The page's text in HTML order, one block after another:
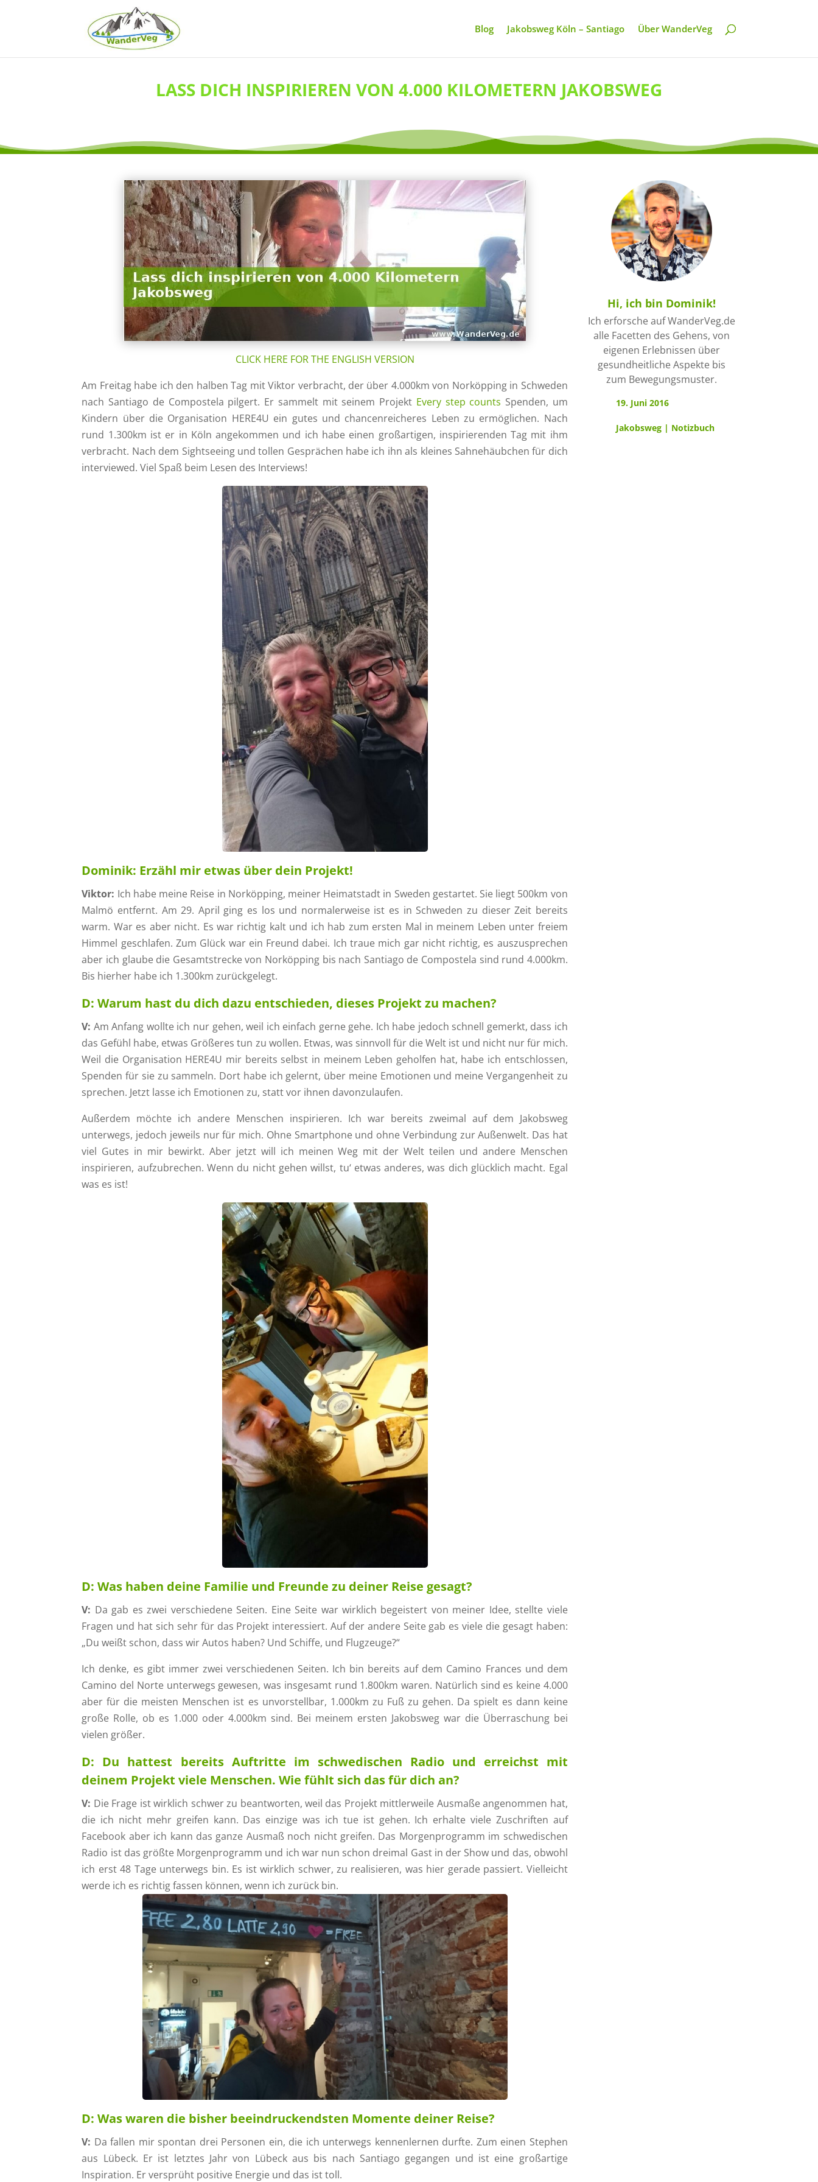
Blog Jakobsweg Köln – Santiago Über WanderVeg
LASS DICH INSPIRIEREN VON 4.000 KILOMETERN JAKOBSWEG
CLICK HERE FOR THE ENGLISH VERSION
Am Freitag habe ich den halben Tag mit Viktor verbracht, der über 4.000km von Norköpping in Schweden
nach Santiago de Compostela pilgert. Er sammelt mit seinem Projekt Every step counts Spenden, um
Kindern über die Organisation HERE4U ein gutes und chancenreicheres Leben zu ermöglichen. Nach
rund 1.300km ist er in Köln angekommen und ich habe einen großartigen, inspirierenden Tag mit ihm
verbracht. Nach dem Sightseeing und tollen Gesprächen habe ich ihn als kleines Sahnehäubchen für dich
interviewed. Viel Spaß beim Lesen des Interviews!
Dominik: Erzähl mir etwas über dein Projekt!
Viktor: Ich habe meine Reise in Norköpping, meiner Heimatstadt in Sweden gestartet. Sie liegt 500km von
Malmö entfernt. Am 29. April ging es los und normalerweise ist es in Schweden zu dieser Zeit bereits
warm. War es aber nicht. Es war richtig kalt und ich hab zum ersten Mal in meinem Leben unter freiem
Himmel geschlafen. Zum Glück war ein Freund dabei. Ich traue mich gar nicht richtig, es auszusprechen
aber ich glaube die Gesamtstrecke von Norköpping bis nach Santiago de Compostela sind rund 4.000km.
Bis hierher habe ich 1.300km zurückgelegt.
D: Warum hast du dich dazu entschieden, dieses Projekt zu machen?
V: Am Anfang wollte ich nur gehen, weil ich einfach gerne gehe. Ich habe jedoch schnell gemerkt, dass ich
das Gefühl habe, etwas Größeres tun zu wollen. Etwas, was sinnvoll für die Welt ist und nicht nur für mich.
Weil die Organisation HERE4U mir bereits selbst in meinem Leben geholfen hat, habe ich entschlossen,
Spenden für sie zu sammeln. Dort habe ich gelernt, über meine Emotionen und meine Vergangenheit zu
sprechen. Jetzt lasse ich Emotionen zu, statt vor ihnen davonzulaufen.
Außerdem möchte ich andere Menschen inspirieren. Ich war bereits zweimal auf dem Jakobsweg
unterwegs, jedoch jeweils nur für mich. Ohne Smartphone und ohne Verbindung zur Außenwelt. Das hat
viel Gutes in mir bewirkt. Aber jetzt will ich meinen Weg mit der Welt teilen und andere Menschen
inspirieren, aufzubrechen. Wenn du nicht gehen willst, tu‘ etwas anderes, was dich glücklich macht. Egal
was es ist!
D: Was haben deine Familie und Freunde zu deiner Reise gesagt?
V: Da gab es zwei verschiedene Seiten. Eine Seite war wirklich begeistert von meiner Idee, stellte viele
Fragen und hat sich sehr für das Projekt interessiert. Auf der andere Seite gab es viele die gesagt haben:
„Du weißt schon, dass wir Autos haben? Und Schiffe, und Flugzeuge?“
Ich denke, es gibt immer zwei verschiedenen Seiten. Ich bin bereits auf dem Camino Frances und dem
Camino del Norte unterwegs gewesen, was insgesamt rund 1.800km waren. Natürlich sind es keine 4.000
aber für die meisten Menschen ist es unvorstellbar, 1.000km zu Fuß zu gehen. Da spielt es dann keine
große Rolle, ob es 1.000 oder 4.000km sind. Bei meinem ersten Jakobsweg war die Überraschung bei
vielen größer.
D: Du hattest bereits Auftritte im schwedischen Radio und erreichst mit
deinem Projekt viele Menschen. Wie fühlt sich das für dich an?
V: Die Frage ist wirklich schwer zu beantworten, weil das Projekt mittlerweile Ausmaße angenommen hat,
die ich nicht mehr greifen kann. Das einzige was ich tue ist gehen. Ich erhalte viele Zuschriften auf
Facebook aber ich kann das ganze Ausmaß noch nicht greifen. Das Morgenprogramm im schwedischen
Radio ist das größte Morgenprogramm und ich war nun schon dreimal Gast in der Show und das, obwohl
ich erst 48 Tage unterwegs bin. Es ist wirklich schwer, zu realisieren, was hier gerade passiert. Vielleicht
werde ich es richtig fassen können, wenn ich zurück bin.
D: Was waren die bisher beeindruckendsten Momente deiner Reise?
V: Da fallen mir spontan drei Personen ein, die ich unterwegs kennenlernen durfte. Zum einen Stephen
aus Lübeck. Er ist letztes Jahr von Lübeck aus bis nach Santiago gegangen und ist eine großartige
Inspiration. Er versprüht positive Energie und das ist toll.
Hi, ich bin Dominik!
Ich erforsche auf WanderVeg.de
alle Facetten des Gehens, von
eigenen Erlebnissen über
gesundheitliche Aspekte bis
zum Bewegungsmuster.
19. Juni 2016
Jakobsweg | Notizbuch